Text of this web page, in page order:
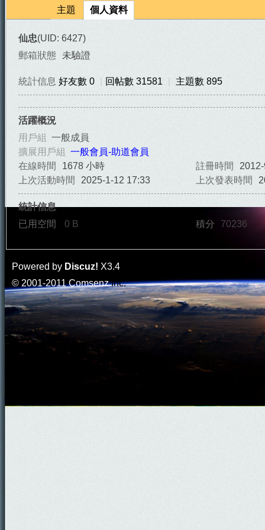
法
主題 個人資料
仙忠(UID: 6427)
郵箱狀態
未驗證
統計信息 好友數 0 回帖數 31581 主題數 895
活躍概況
用戶組 一般成員
擴展用戶組 一般會員-助道會員
在線時間
1678 小時 註冊時間
上次活動時間
2025-1-12 17:33 上次發表時間
統計信息
已用空間
0 B 積分 70236
Powered by Discuz! X3.4
© 2001-2011ComsenzInc.